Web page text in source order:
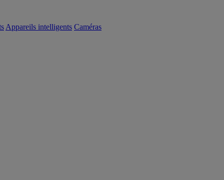
Appareils intelligents Caméras